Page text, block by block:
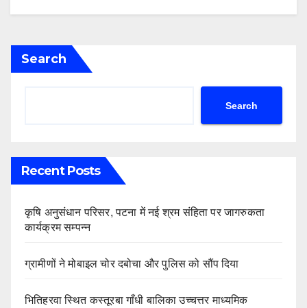
Search
Search
Recent Posts
कृषि अनुसंधान परिसर, पटना में नई श्रम संहिता पर जागरुकता
कार्यक्रम सम्पन्न
ग्रामीणों ने मोबाइल चोर दबोचा और पुलिस को सौंप दिया
भितिहरवा स्थित कस्तूरबा गाँधी बालिका उच्चत्तर माध्यमिक